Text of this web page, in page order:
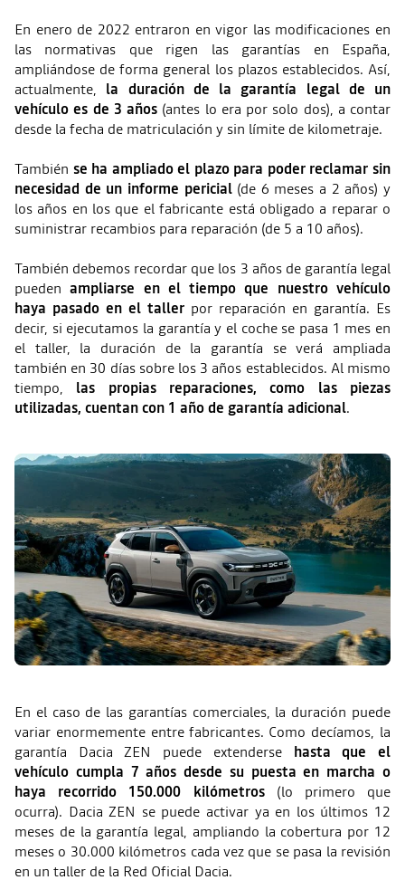
En enero de 2022 entraron en vigor las modificaciones en
las normativas que rigen las garantías en España,
ampliándose de forma general los plazos establecidos. Así,
actualmente, la duración de la garantía legal de un
vehículo es de 3 años (antes lo era por solo dos), a contar
desde la fecha de matriculación y sin límite de kilometraje.
También se ha ampliado el plazo para poder reclamar sin
necesidad de un informe pericial(de 6 meses a 2 años) y
los años en los que el fabricante está obligado a reparar o
suministrar recambios para reparación (de 5 a 10 años).
También debemos recordar que los 3 años de garantía legal
puedenampliarse en el tiempo que nuestro vehículo
haya pasado en el taller por reparación en garantía. Es
decir, si ejecutamos la garantía y el coche se pasa 1 mes en
el taller, la duración de la garantía se verá ampliada
también en 30 días sobre los 3 años establecidos. Al mismo
tiempo, las propias reparaciones, como las piezas
utilizadas, cuentan con 1 año de garantía adicional.
En el caso de las garantías comerciales, la duración puede
variar enormemente entre fabricantes. Como decíamos, la
garantía Dacia ZEN puede extenderse hasta que el
vehículo cumpla 7 años desde su puesta en marcha o
haya recorrido 150.000 kilómetros(lo primero que
ocurra). Dacia ZEN se puede activar ya en los últimos 12
meses de la garantía legal, ampliando la cobertura por 12
meses o 30.000 kilómetros cada vez que se pasa la revisión
en un taller de la Red Oficial Dacia.